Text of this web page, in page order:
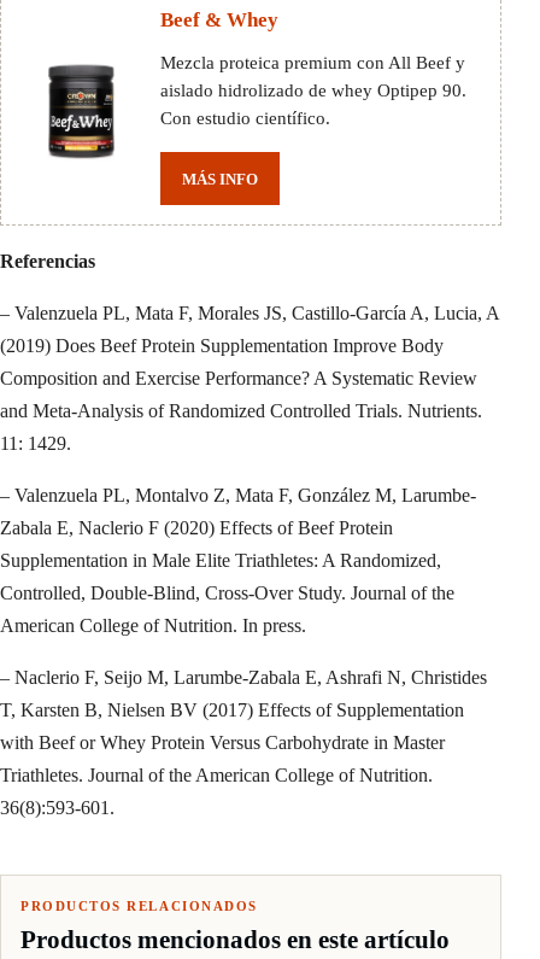
Beef & Whey
Mezcla proteica premium con All Beef y
aislado hidrolizado de whey Optipep 90.
Con estudio científico.
MÁS INFO
Referencias
– Valenzuela PL, Mata F, Morales JS, Castillo-García A, Lucia, A
(2019) Does Beef Protein Supplementation Improve Body
Composition and Exercise Performance? A Systematic Review
and Meta-Analysis of Randomized Controlled Trials. Nutrients.
11: 1429.
– Valenzuela PL, Montalvo Z, Mata F, González M, Larumbe-
Zabala E, Naclerio F (2020) Effects of Beef Protein
Supplementation in Male Elite Triathletes: A Randomized,
Controlled, Double-Blind, Cross-Over Study. Journal of the
American College of Nutrition. In press.
– Naclerio F, Seijo M, Larumbe-Zabala E, Ashrafi N, Christides
T, Karsten B, Nielsen BV (2017) Effects of Supplementation
with Beef or Whey Protein Versus Carbohydrate in Master
Triathletes. Journal of the American College of Nutrition.
36(8):593-601.
PRODUCTOS RELACIONADOS
Productos mencionados en este artículo